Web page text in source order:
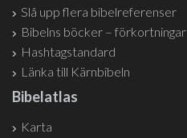
Slå upp flera bibelreferenser
Bibelns böcker – förkortningar
Hashtagstandard
Länka till Kärnbibeln
Bibelatlas
Karta